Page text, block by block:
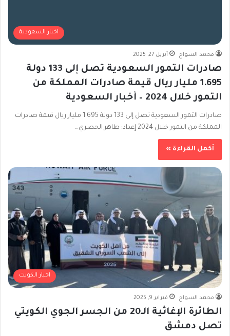
اخبار السعودية
محمد السواح أبريل 27, 2025
صادرات التمور السعودية تصل إلى 133 دولة
1.695 مليار ريال قيمة صادرات المملكة من
التمور خلال 2024 – أخبار السعودية
صادرات التمور السعودية تصل إلى 133 دولة 1.695 مليار ريال قيمة صادرات
المملكة من التمور خلال 2024 إعداد: طاهر الحصري…
أكمل القراءة »
اخبار الكويت
محمد السواح فبراير 9, 2025
الطائرة الإغاثية الـ20 من الجسر الجوي الكويتي
تصل دمشق